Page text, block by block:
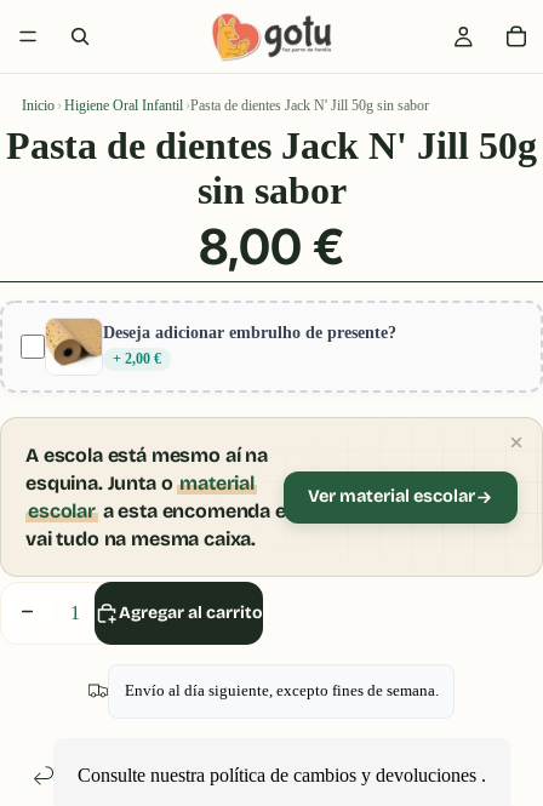
Inicio › Higiene Oral Infantil ›Pasta de dientes Jack N' Jill 50g sin sabor
Pasta de dientes Jack N' Jill 50g
sin sabor
8,00 €
Deseja adicionar embrulho de presente?
+ 2,00 €
Disminuir
Aumentar
A escola está mesmo aí na
esquina. Junta omaterial
escolara esta encomenda e
vai tudo na mesma caixa.
Ver material escolar
Agregar al carrito
Envío al día siguiente, excepto fines de semana.
Consulte nuestra política de cambios y devoluciones.